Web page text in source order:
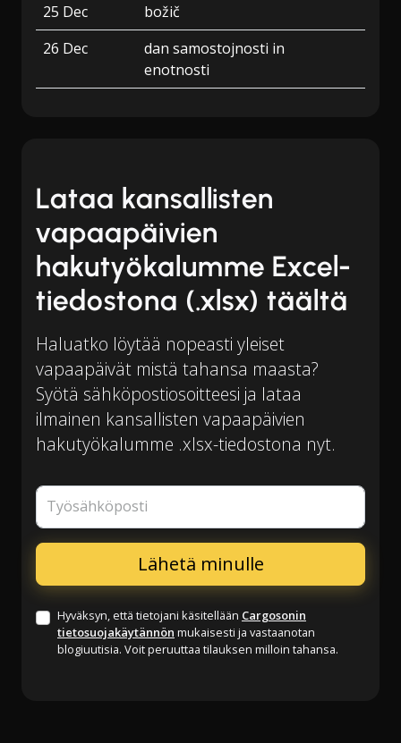
25 Dec
božič
26 Dec
dan samostojnosti in
enotnosti
Lataa kansallisten
vapaapäivien
hakutyökalumme Excel-
tiedostona (.xlsx) täältä
Haluatko löytää nopeasti yleiset
vapaapäivät mistä tahansa maasta?
Syötä sähköpostiosoitteesi ja lataa
ilmainen kansallisten vapaapäivien
hakutyökalumme .xlsx-tiedostona nyt.
Työsähköposti
Hyväksyn, että tietojani käsitellään Cargosonin
tietosuojakäytännön mukaisesti ja vastaanotan
blogiuutisia. Voit peruuttaa tilauksen milloin tahansa.